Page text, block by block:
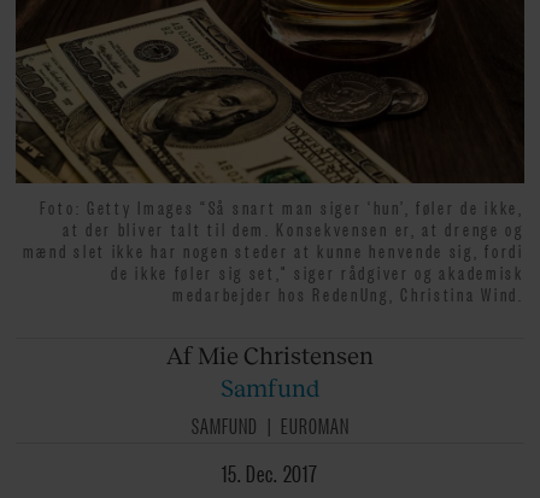
Foto: Getty Images “Så snart man siger ‘hun’, føler de ikke,
at der bliver talt til dem. Konsekvensen er, at drenge og
mænd slet ikke har nogen steder at kunne henvende sig, fordi
de ikke føler sig set," siger rådgiver og akademisk
medarbejder hos RedenUng, Christina Wind.
Af Mie Christensen
Samfund
SAMFUND
EUROMAN
15. Dec. 2017